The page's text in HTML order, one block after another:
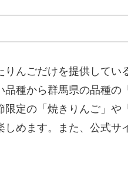
んごだけを提供してい
種から群馬県の品種
定の「焼きりんご」
めます。また、公式サ